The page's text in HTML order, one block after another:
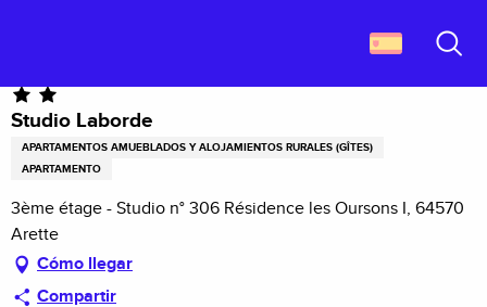
principal
Studio Laborde
APARTAMENTOS AMUEBLADOS Y ALOJAMIENTOS RURALES (GÎTES)
APARTAMENTO
3ème étage - Studio n° 306 Résidence les Oursons I, 64570
Arette
Cómo llegar
Compartir